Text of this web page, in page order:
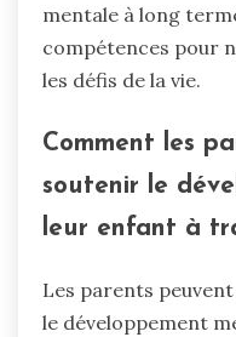
mentale à long
compétences pour
les défis de la vie.
Comment les
soutenir le
leur enfant à
Les parents
le développement